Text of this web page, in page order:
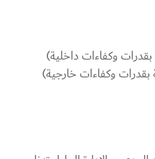
وكفاءات داخلية)
وكفاءات خارجية)